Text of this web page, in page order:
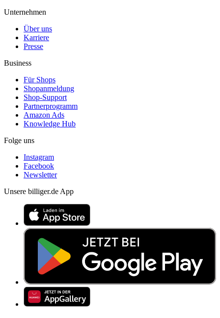
Unternehmen
Über uns
Karriere
Presse
Business
Für Shops
Shopanmeldung
Shop-Support
Partnerprogramm
Amazon Ads
Knowledge Hub
Folge uns
Instagram
Facebook
Newsletter
Unsere billiger.de App